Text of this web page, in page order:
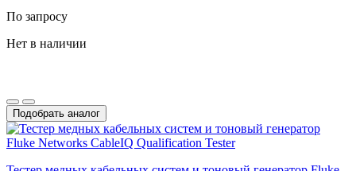
По запросу
Нет в наличии
Подобрать аналог